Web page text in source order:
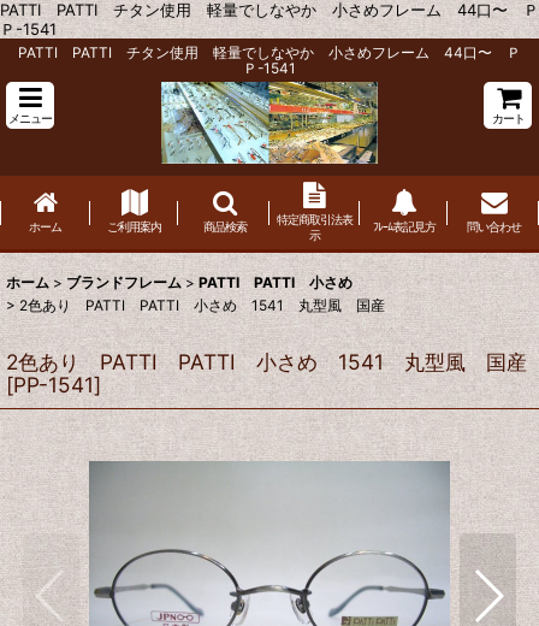
PATTI PATTI チタン使用 軽量でしなやか 小さめフレーム 44口〜 Ｐ
Ｐ-1541
PATTI PATTI チタン使用 軽量でしなやか 小さめフレーム 44口〜 Ｐ
Ｐ-1541
メニュー カート
ホーム ご利用案内 商品検索
特定商取引法表
示
ﾌﾚｰﾑ表記見方 問い合わせ
ホーム > ブランドフレーム > PATTI PATTI 小さめ
> 2色あり PATTI PATTI 小さめ 1541 丸型風 国産
2色あり PATTI PATTI 小さめ 1541 丸型風 国産
[PP-1541]